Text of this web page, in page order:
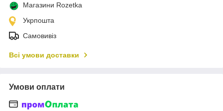
Магазини Rozetka
Укрпошта
Самовивіз
Всі умови доставки
Умови оплати